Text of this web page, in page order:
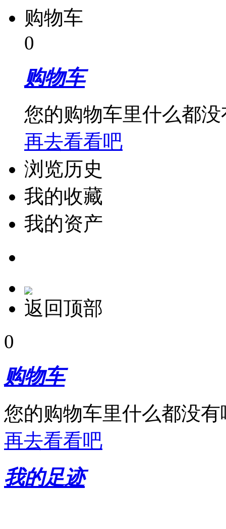
购物车
0
购物车
您的购物车里什么都没
再去看看吧
浏览历史
我的收藏
我的资产
返回顶部
0
购物车
您的购物车里什么都没有
再去看看吧
我的足迹